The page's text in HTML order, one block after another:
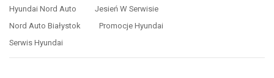
Hyundai Nord Auto
Jesień W Serwisie
Nord Auto Białystok
Promocje Hyundai
Serwis Hyundai